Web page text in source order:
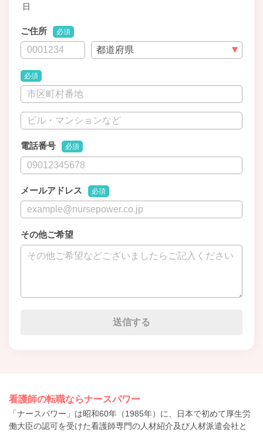
日
ご住所 必須
必須
電話番号 必須
メールアドレス 必須
その他ご希望
看護師の転職ならナースパワー
「ナースパワー」は昭和60年（1985年）に、日本で初めて厚生労
働大臣の認可を受けた看護師専門の人材紹介及び人材派遣会社と